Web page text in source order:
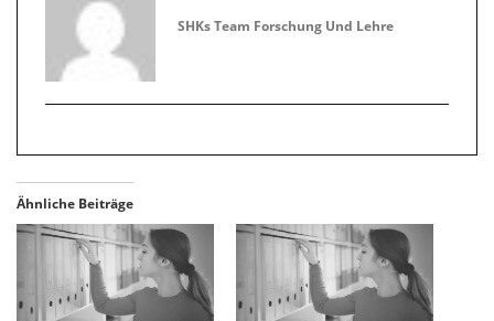
SHKs Team Forschung Und Lehre
Ähnliche Beiträge